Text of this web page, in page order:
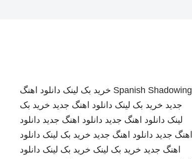
Spanish Shadowing خرید بک لینک دانلود اهنگ
جدید خرید بک لینک دانلود اهنگ جدید خرید بک
لینک دانلود اهنگ جدید دانلود اهنگ جدید دانلود
اهنگ جدید دانلود اهنگ جدید خرید بک لینک دانلود
اهنگ جدید خرید بک لینک خرید بک لینک دانلود